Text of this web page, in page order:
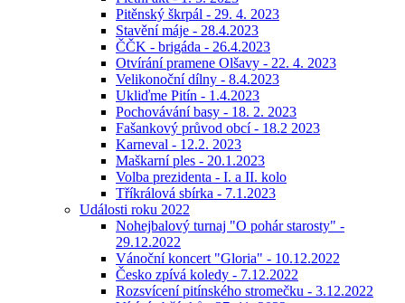
Pitěnský škrpál - 29. 4. 2023
Stavění máje - 28.4.2023
ČČK - brigáda - 26.4.2023
Otvírání pramene Olšavy - 22. 4. 2023
Velikonoční dílny - 8.4.2023
Ukliďme Pitín - 1.4.2023
Pochovávání basy - 18. 2. 2023
Fašankový průvod obcí - 18.2 2023
Karneval - 12.2. 2023
Maškarní ples - 20.1.2023
Volba prezidenta - I. a II. kolo
Tříkrálová sbírka - 7.1.2023
Události roku 2022
Nohejbalový turnaj "O pohár starosty" -
29.12.2022
Vánoční koncert "Gloria" - 10.12.2022
Česko zpívá koledy - 7.12.2022
Rozsvícení pitínského stromečku - 3.12.2022